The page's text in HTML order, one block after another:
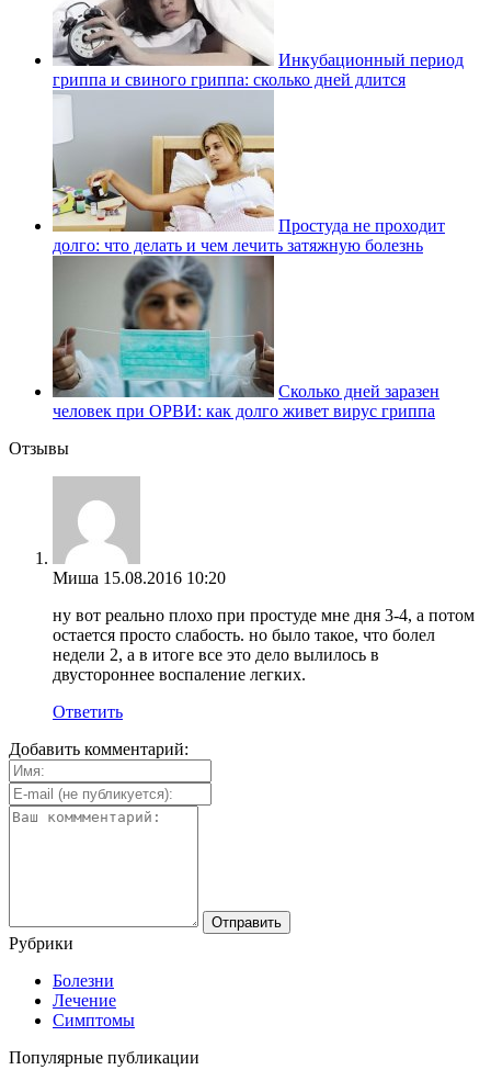
Инкубационный период
гриппа и свиного гриппа: сколько дней длится
Простуда не проходит
долго: что делать и чем лечить затяжную болезнь
Сколько дней заразен
человек при ОРВИ: как долго живет вирус гриппа
Отзывы
Миша 15.08.2016 10:20
ну вот реально плохо при простуде мне дня 3-4, а потом
остается просто слабость. но было такое, что болел
недели 2, а в итоге все это дело вылилось в
двустороннее воспаление легких.
Ответить
Добавить комментарий:
Рубрики
Болезни
Лечение
Симптомы
Популярные публикации